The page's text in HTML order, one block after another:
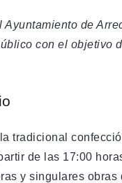
de
con el objetivo
tradicional
de las 17:00
y singulares obras